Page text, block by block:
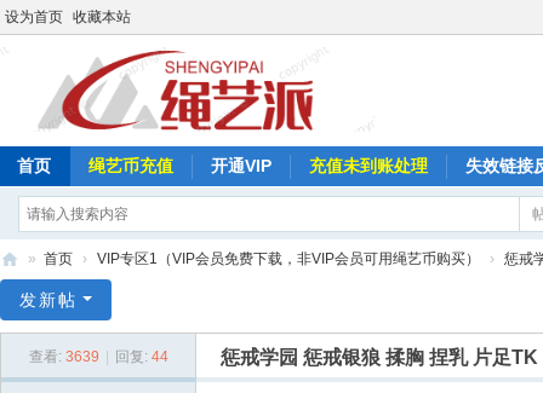
设为首页 收藏本站
首页 绳艺币充值 开通VIP 充值未到账处理 失效链接
艺
» 首页 › VIP专区1（VIP会员免费下载，非VIP会员可用绳艺币购买） › 惩戒
发新帖
查看: 3639 回复: 44 惩戒学园 惩戒银狼 揉胸 捏乳 片足